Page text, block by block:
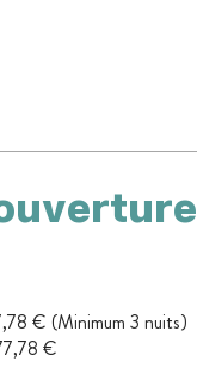
€ (Minimum 3 nuits)
€